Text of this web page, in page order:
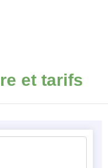
et tarifs